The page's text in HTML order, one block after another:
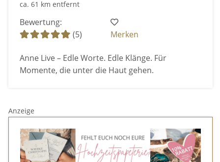
ca. 61 km entfernt
Bewertung:
(5)
Merken
Anne Live – Edle Worte. Edle Klänge. Für
Momente, die unter die Haut gehen.
Anzeige